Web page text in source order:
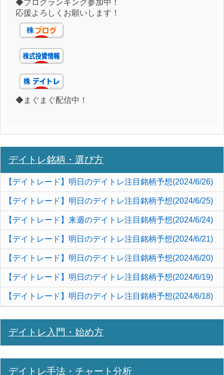
◆ブログランキング参加中！
応援よろしくお願いします！
◆まぐまぐ配信中！
デイトレ銘柄・選び方
【デイトレード】明日のデイトレ注目銘柄予想(2024/6/26)
【デイトレード】明日のデイトレ注目銘柄予想(2024/6/25)
【デイトレード】来週のデイトレ注目銘柄予想(2024/6/24)
【デイトレード】明日のデイトレ注目銘柄予想(2024/6/21)
【デイトレード】明日のデイトレ注目銘柄予想(2024/6/20)
【デイトレード】明日のデイトレ注目銘柄予想(2024/6/19)
【デイトレード】明日のデイトレ注目銘柄予想(2024/6/18)
デイトレ入門・始め方
デイトレ手法・チャート分析